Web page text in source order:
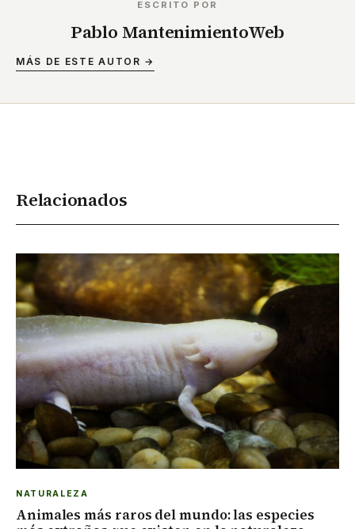
ESCRITO POR
Pablo MantenimientoWeb
MÁS DE ESTE AUTOR →
Relacionados
NATURALEZA
Animales más raros del mundo: las especies